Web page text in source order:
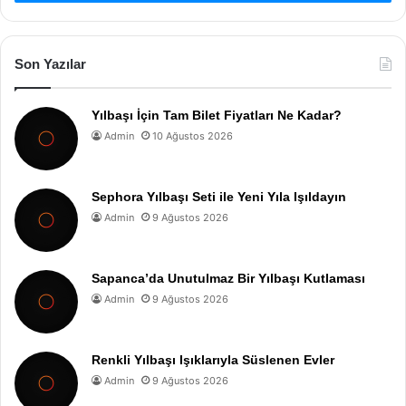
Son Yazılar
Yılbaşı İçin Tam Bilet Fiyatları Ne Kadar?
Admin 10 Ağustos 2026
Sephora Yılbaşı Seti ile Yeni Yıla Işıldayın
Admin 9 Ağustos 2026
Sapanca’da Unutulmaz Bir Yılbaşı Kutlaması
Admin 9 Ağustos 2026
Renkli Yılbaşı Işıklarıyla Süslenen Evler
Admin 9 Ağustos 2026